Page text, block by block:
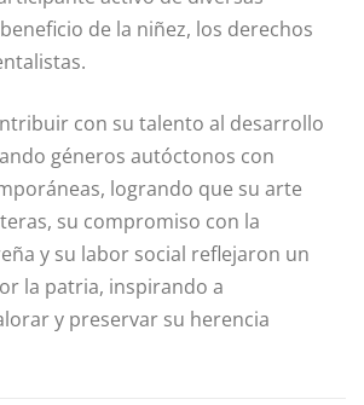
de la niñez, los derechos
con su talento al desarrollo
géneros autóctonos con
logrando que su arte
su compromiso con la
y su labor social reflejaron un
la patria, inspirando a
y preservar su herencia